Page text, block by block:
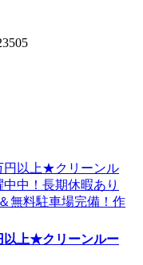
以上★クリーンルー